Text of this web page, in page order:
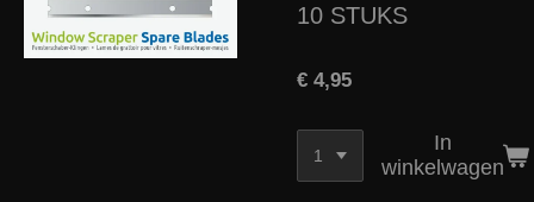
10 STUKS
€ 4,95
In
winkelwagen